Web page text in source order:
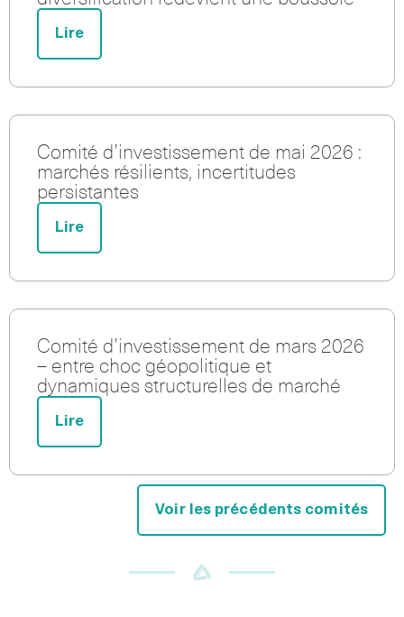
Lire
Comité d’investissement de mai 2026 :
marchés résilients, incertitudes
persistantes
Lire
Comité d’investissement de mars 2026
– entre choc géopolitique et
dynamiques structurelles de marché
Lire
Voir les précédents comités